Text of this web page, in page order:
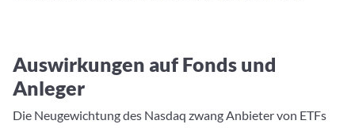
Auswirkungen auf Fonds und
Anleger
Die Neugewichtung des Nasdaq zwang Anbieter von ETFs